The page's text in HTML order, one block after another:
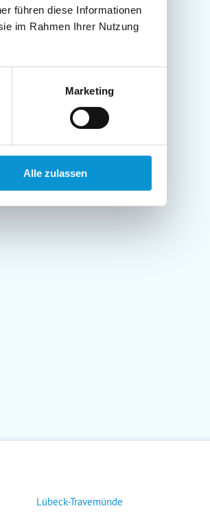
führen diese Informationen
im Rahmen Ihrer Nutzung
Marketing
Alle zulassen
Lübeck-Travemünde